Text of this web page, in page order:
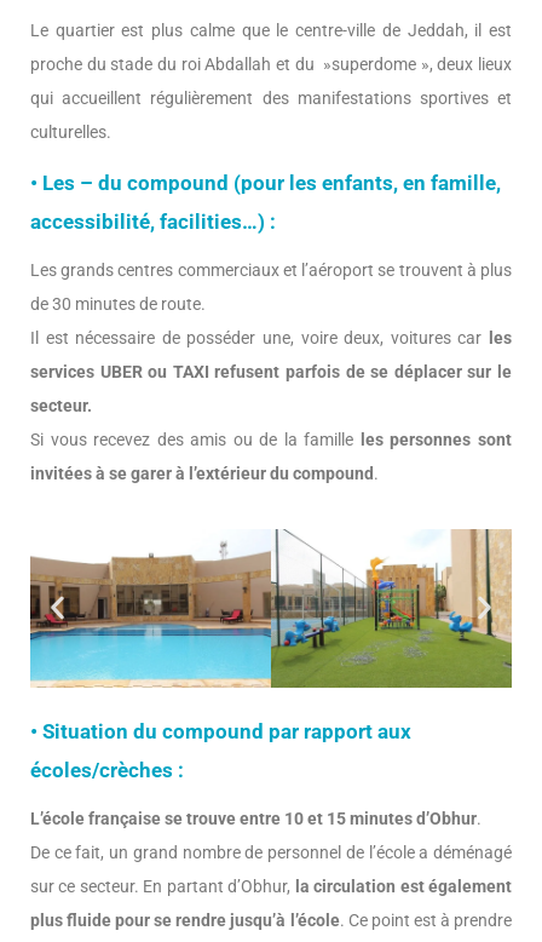
Le quartier est plus calme que le centre-ville de Jeddah, il est
proche du stade du roi Abdallah et du »superdome », deux lieux
qui accueillent régulièrement des manifestations sportives et
culturelles.
• Les – du compound (pour les enfants, en famille,
accessibilité, facilities…) :
Les grands centres commerciaux et l’aéroport se trouvent à plus
de 30 minutes de route.
Il est nécessaire de posséder une, voire deux, voitures car
les
services UBER ou TAXI refusent parfois de se déplacer sur le
secteur.
Si vous recevez des amis ou de la famille
les personnes sont
invitées à se garer à l’extérieur du compound .
• Situation du compound par rapport aux
écoles/crèches :
L’école française se trouve entre 10 et 15 minutes d’Obhur.
De ce fait, un grand nombre de personnel de l’école a déménagé
sur ce secteur. En partant d’Obhur, la circulation est également
plus fluide pour se rendre jusqu’à l’école. Ce point est à prendre